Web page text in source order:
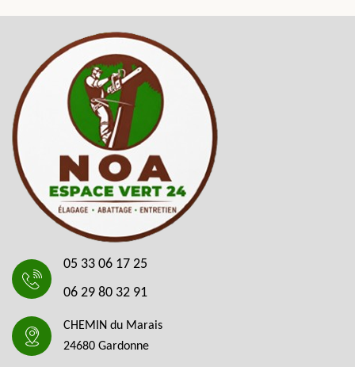
05 33 06 17 25
06 29 80 32 91
CHEMIN du Marais
24680 Gardonne